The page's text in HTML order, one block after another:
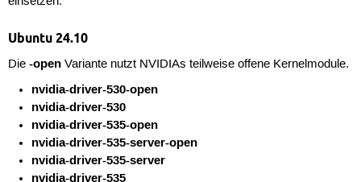
Ubuntu 24.10
Die -openVariante nutzt NVIDIAs teilweise offene Kernelmodule.
nvidia-driver-530-open
nvidia-driver-530
nvidia-driver-535-open
nvidia-driver-535-server-open
nvidia-driver-535-server
nvidia-driver-535